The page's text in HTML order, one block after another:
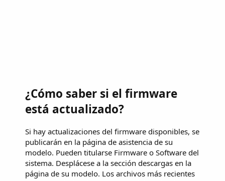
¿Cómo saber si el firmware
está actualizado?
Si hay actualizaciones del firmware disponibles, se
publicarán en la página de asistencia de su
modelo. Pueden titularse Firmware o Software del
sistema. Desplácese a la sección descargas en la
página de su modelo. Los archivos más recientes